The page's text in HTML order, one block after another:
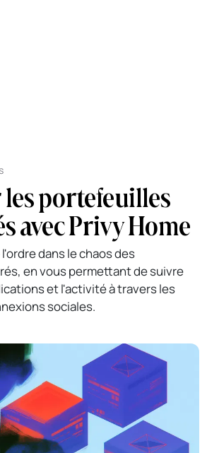
portefeuilles
avec Privy Home
dans le chaos des
en vous permettant de suivre
et l'activité à travers les
sociales.